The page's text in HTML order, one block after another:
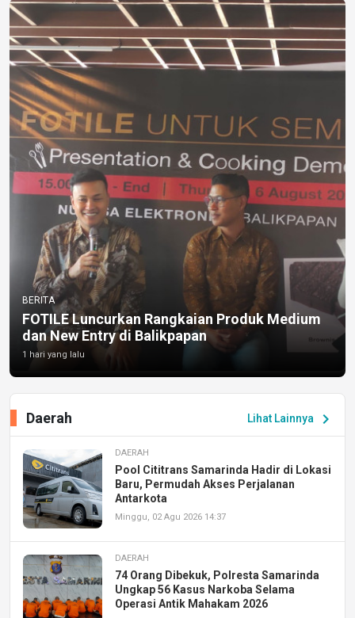
BERITA
FOTILE Luncurkan Rangkaian Produk Medium
dan New Entry di Balikpapan
1 hari yang lalu
Lihat Lainnya chevron_right
Daerah
DAERAH
Pool Cititrans Samarinda Hadir di Lokasi
Baru, Permudah Akses Perjalanan
Antarkota
Minggu, 02 Agu 2026 14:37
DAERAH
74 Orang Dibekuk, Polresta Samarinda
Ungkap 56 Kasus Narkoba Selama
Operasi Antik Mahakam 2026